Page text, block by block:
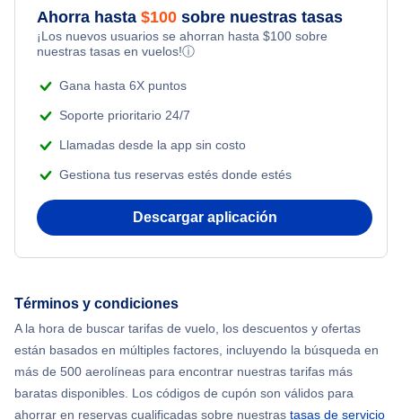
Flights from Nueva York to Tel Aviv
Flights from Nueva York to Estanbul
Flights from Nueva York to Mumbai
Flights from Shanghai to Nueva York
Flights from Nueva York to Hong Kong
Flights from Nueva York to Seúl
Adventure Vacations
Ahorra hasta $100 sobre nuestras tasas
¡Los nuevos usuarios se ahorran hasta $100 sobre
nuestras tasas en vuelos!ⓘ
Gana hasta 6X puntos
Soporte prioritario 24/7
Llamadas desde la app sin costo
Gestiona tus reservas estés donde estés
Descargar aplicación
Términos y condiciones
A la hora de buscar tarifas de vuelo, los descuentos y ofertas
están basados en múltiples factores, incluyendo la búsqueda en
más de 500 aerolíneas para encontrar nuestras tarifas más
baratas disponibles. Los códigos de cupón son válidos para
ahorrar en reservas cualificadas sobre nuestras tasas de servicio